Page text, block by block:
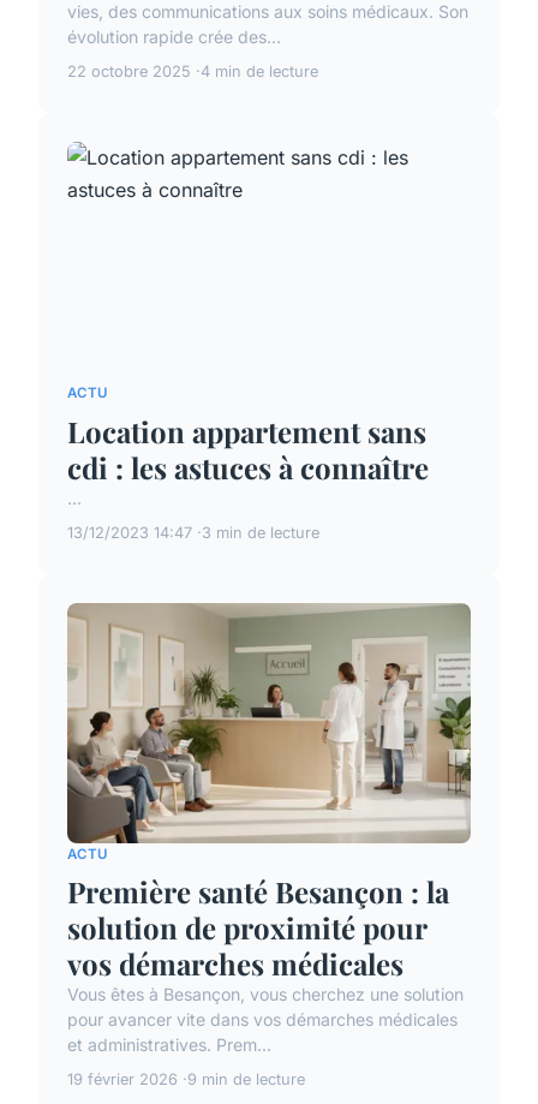
vies, des communications aux soins médicaux. Son
évolution rapide crée des...
22 octobre 2025 4 min de lecture
ACTU
Location appartement sans
cdi : les astuces à connaître
...
13/12/2023 14:47 3 min de lecture
ACTU
Première santé Besançon : la
solution de proximité pour
vos démarches médicales
Vous êtes à Besançon, vous cherchez une solution
pour avancer vite dans vos démarches médicales
et administratives. Prem...
19 février 2026 9 min de lecture